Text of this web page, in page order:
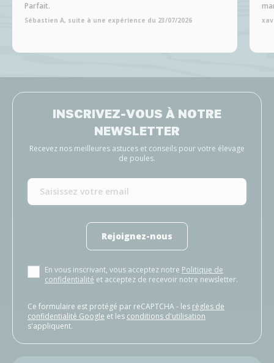
Parfait.
Sébastien A, suite à une expérience du 23/07/2026
INSCRIVEZ-VOUS À NOTRE
NEWSLETTER
Recevez nos meilleures astuces et conseils pour votre élevage
de poules.
Rejoignez-nous
En vous inscrivant, vous acceptez notre Politique de
confidentialité et acceptez de recevoir notre newsletter.
Ce formulaire est protégé par reCAPTCHA - les règles de
confidentialité Google et les conditions d'utilisation
s'appliquent.